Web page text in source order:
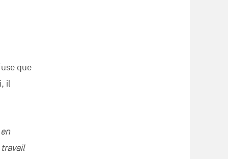
que
il